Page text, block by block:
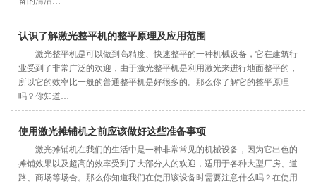
认识了解激光整平机的整平原理及应用范围
激光整平机是可以做到高精度、快速整平的一种机械设备，它在建筑行
业受到了非常广泛的欢迎，由于激光整平机是利用激光来进行地面整平的，
所以它的效率比一般的普通整平机是好很多的。那么你了解它的整平原理
吗？你知道…
使用激光摊铺机之前应该做好这些准备事项
激光摊铺机在我们的生活中是一种非常常见的机械设备，因为它出色的
摊铺效果以及超高的效率受到了大部分人的欢迎，适用于各种大型厂房、道
路、商场等场合。那么你知道我们在使用该设备时需要注意什么吗？在使用